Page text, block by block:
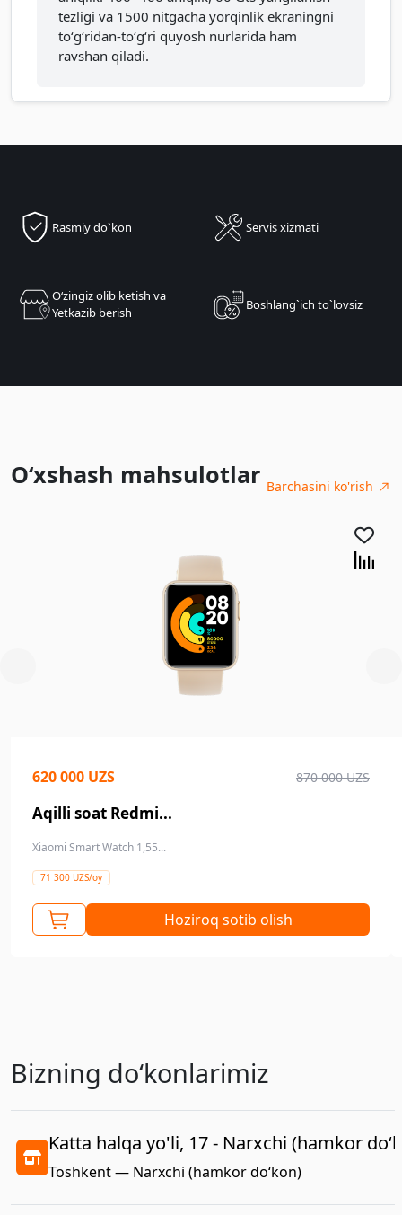
tezligi va 1500 nitgacha yorqinlik ekraningni
to‘g‘ridan-to‘g‘ri quyosh nurlarida ham
ravshan qiladi.
Rasmiy do`kon Servis xizmati
Oʻzingiz olib ketish va
Yetkazib berish
Boshlang`ich to`lovsiz
O‘xshash mahsulotlar Barchasini ko'rish
620 000 UZS 870 000 UZS
Aqilli soat Redmi...
Xiaomi Smart Watch 1,55...
71 300 UZS/oy
Hoziroq sotib olish
Bizning doʻkonlarimiz
Katta halqa yo'li, 17 - Narxchi (hamkor
Toshkent — Narxchi (hamkor do‘kon)